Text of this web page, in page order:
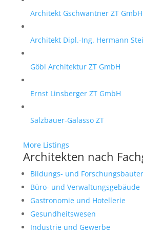
Architekt Gschwantner ZT GmbH
Architekt Dipl.-Ing. Hermann
Göbl Architektur ZT GmbH
Ernst Linsberger ZT GmbH
Salzbauer-Galasso ZT
More Listings
Architekten nach
Bildungs- und
Büro- und Verwaltungsgebäude
Gastronomie und Hotellerie
Gesundheitswesen
Industrie und Gewerbe